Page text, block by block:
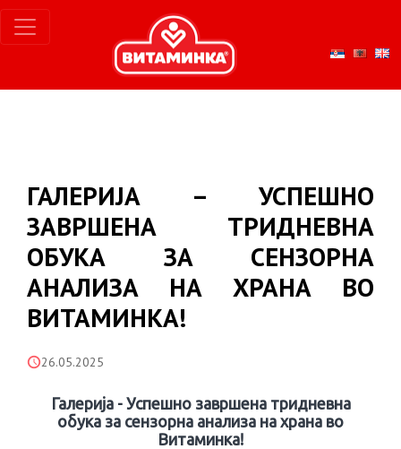
ГАЛЕРИЈА – УСПЕШНО
ЗАВРШЕНА ТРИДНЕВНА
ОБУКА ЗА СЕНЗОРНА
АНАЛИЗА НА ХРАНА ВО
ВИТАМИНКА!
26.05.2025
Галерија - Успешно завршена тридневна
обука за сензорна анализа на храна во
Витаминка!